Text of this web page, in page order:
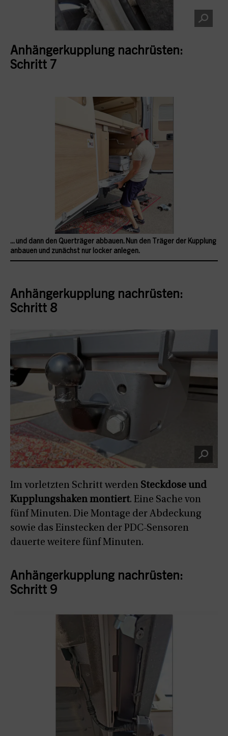
Anhängerkupplung nachrüsten:
Schritt 7
... und dann den Querträger abbauen. Nun den Träger der Kupplung
anbauen und zunächst nur locker anlegen.
Anhängerkupplung nachrüsten:
Schritt 8
Im vorletzten Schritt werden Steckdose und
Kupplungshaken montiert. Eine Sache von
fünf Minuten. Die Montage der Abdeckung
sowie das Einstecken der PDC-Sensoren
dauerte weitere fünf Minuten.
Anhängerkupplung nachrüsten:
Schritt 9